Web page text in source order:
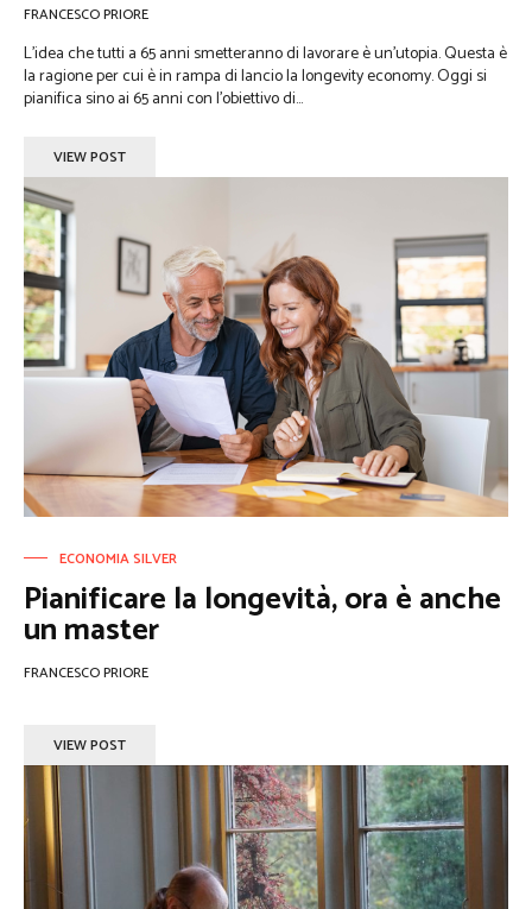
FRANCESCO PRIORE
L’idea che tutti a 65 anni smetteranno di lavorare è un’utopia. Questa è
la ragione per cui è in rampa di lancio la longevity economy. Oggi si
pianifica sino ai 65 anni con l'obiettivo di...
VIEW POST
ECONOMIA SILVER
Pianificare la longevità, ora è anche
un master
FRANCESCO PRIORE
VIEW POST